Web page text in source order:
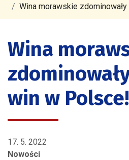
Wina morawskie
Wina
win w Polsce!
17. 5. 2022
Nowości